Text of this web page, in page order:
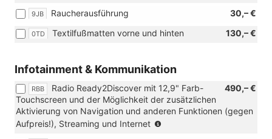
[WL1]
Polsterung
9JB 30,– €
Raucherausführung
0TD 130,– €
Textilfußmatten vorne und hinten
Infotainment & Kommunikation
RBB 490,– €
Radio Ready2Discover mit 12,9" Farb-
Touchscreen und der Möglichkeit der zusätzlichen
Aktivierung von Navigation und anderen Funktionen (gegen
Aufpreis!), Streaming und Internet